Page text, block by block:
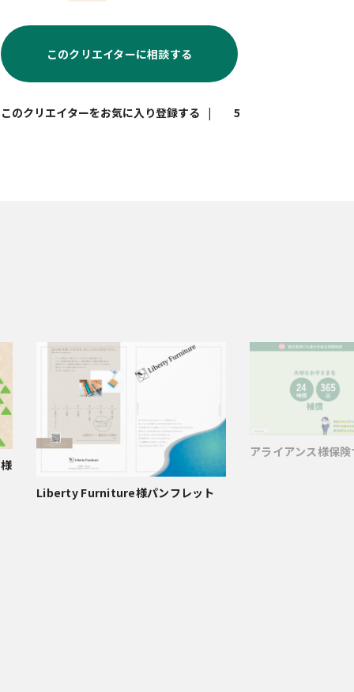
このクリエイターに相談する
| 5
Liberty Furniture様パンフレット
アライアンス様保